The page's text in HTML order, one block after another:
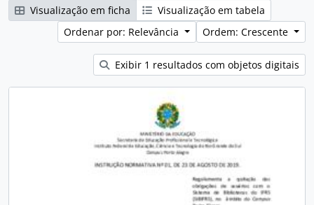
Visualização em ficha
Visualização em tabela
Ordenar por: Relevância
Ordem: Crescente
Exibir 1 resultados com objetos digitais